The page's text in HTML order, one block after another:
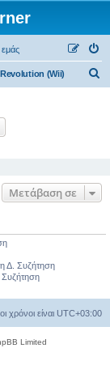
εμάς
(Wii)
Μετάβαση σε
Δ. Συζήτηση
Συζήτηση
χρόνοι είναι UTC+03:00
Limited